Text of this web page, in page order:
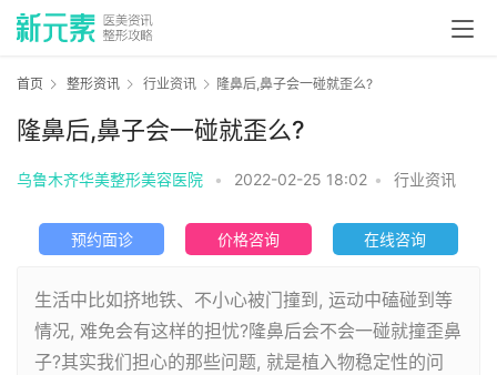
首页 整形资讯 行业资讯 隆鼻后,鼻子会一碰就歪么?
隆鼻后,鼻子会一碰就歪么?
乌鲁木齐华美整形美容医院 • 2022-02-25 18:02 • 行业资讯
预约面诊 价格咨询 在线咨询
生活中比如挤地铁、不小心被门撞到, 运动中磕碰到等
情况, 难免会有这样的担忧?隆鼻后会不会一碰就撞歪鼻
子?其实我们担心的那些问题, 就是植入物稳定性的问